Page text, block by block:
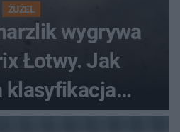
ŻUŻEL
wygrywa
Łotwy. Jak
klasyfikacja
cyklu?